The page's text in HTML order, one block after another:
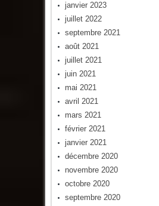
janvier 2023
juillet 2022
septembre 2021
août 2021
juillet 2021
juin 2021
mai 2021
avril 2021
mars 2021
février 2021
janvier 2021
décembre 2020
novembre 2020
octobre 2020
septembre 2020